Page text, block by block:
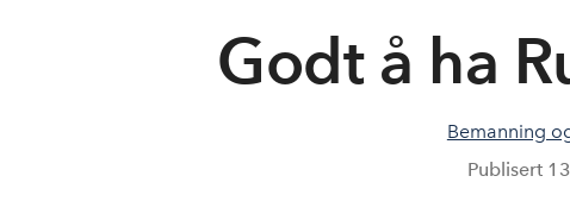
Godt å ha
Bemanning
Publisert